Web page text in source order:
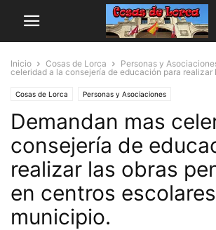
Inicio Cosas de Lorca Personas y
celeridad a la consejería de educación para realizar
Cosas de Lorca Personas y Asociaciones
Demandan mas
consejería de
realizar las obras
en centros
municipio.